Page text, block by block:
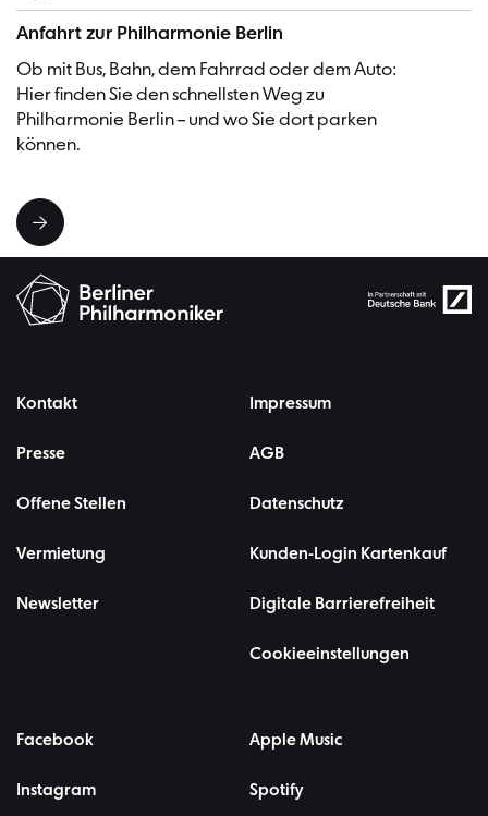
Anfahrt zur Philharmonie Berlin
Ob mit Bus, Bahn, dem Fahrrad oder dem Auto:
Hier finden Sie den schnellsten Weg zu
Philharmonie Berlin – und wo Sie dort parken
können.
Kontakt
Presse
Offene Stellen
Vermietung
Newsletter
Impressum
AGB
Datenschutz
Kunden-Login Kartenkauf
Digitale Barrierefreiheit
Cookieeinstellungen
Facebook
Instagram
Apple Music
Spotify